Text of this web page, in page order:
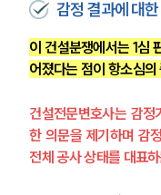
감정 결과에 대
이 건설분쟁에서는 1심
어졌다는 점이 항소심
건설전문변호사는 감
한 의문을 제기하며 감
전체 공사 상태를 대표